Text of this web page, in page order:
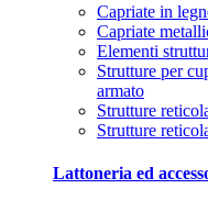
Capriate in
Capriate
Elementi
Strutture per
armato
Strutture
Strutture
Lattoneria ed